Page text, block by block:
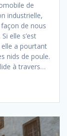
de
industrielle,
de nous
elle s’est
a pourtant
nids de poule.
à travers…